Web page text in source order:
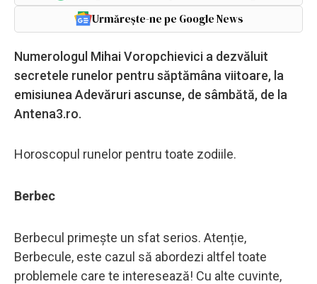
Urmărește-ne pe Google News
Numerologul Mihai Voropchievici a dezvăluit
secretele runelor pentru săptămâna viitoare, la
emisiunea Adevăruri ascunse, de sâmbătă, de la
Antena3.ro.
Horoscopul runelor pentru toate zodiile.
Berbec
Berbecul primește un sfat serios. Atenție,
Berbecule, este cazul să abordezi altfel toate
problemele care te interesează! Cu alte cuvinte,